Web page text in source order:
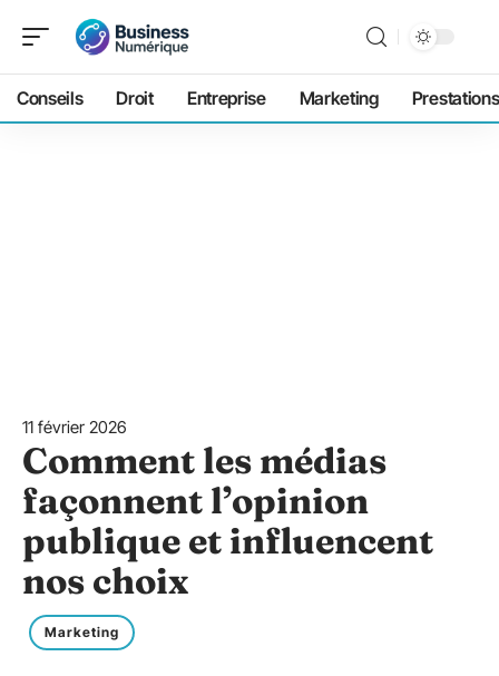
Conseils Droit Entreprise Marketing Prestations
11 février 2026
Comment les médias
façonnent l’opinion
publique et influencent
nos choix
Marketing